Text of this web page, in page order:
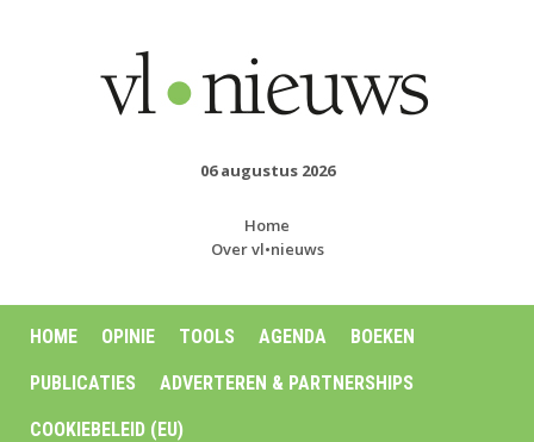
06 augustus 2026
Home
Over vl•nieuws
HOME OPINIE TOOLS AGENDA BOEKEN
PUBLICATIES ADVERTEREN & PARTNERSHIPS
COOKIEBELEID (EU)